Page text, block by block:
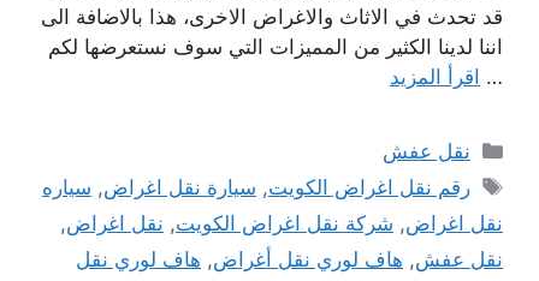
قد تحدث في الاثاث والاغراض الاخرى، هذا بالاضافة الى
اننا لدينا الكثير من المميزات التي سوف نستعرضها لكم
… اقرأ المزيد
التصنيفات
نقل عفش
الوسوم
رقم نقل اغراض الكويت, سيارة نقل اغراض, سياره
نقل اغراض, شركة نقل اغراض الكويت, نقل اغراض,
نقل عفش, هاف لوري نقل أغراض, هاف لوري نقل